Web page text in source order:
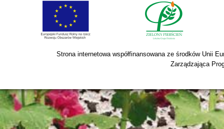
Strona internetowa współfinansowana ze środków Unii
Zarządzająca